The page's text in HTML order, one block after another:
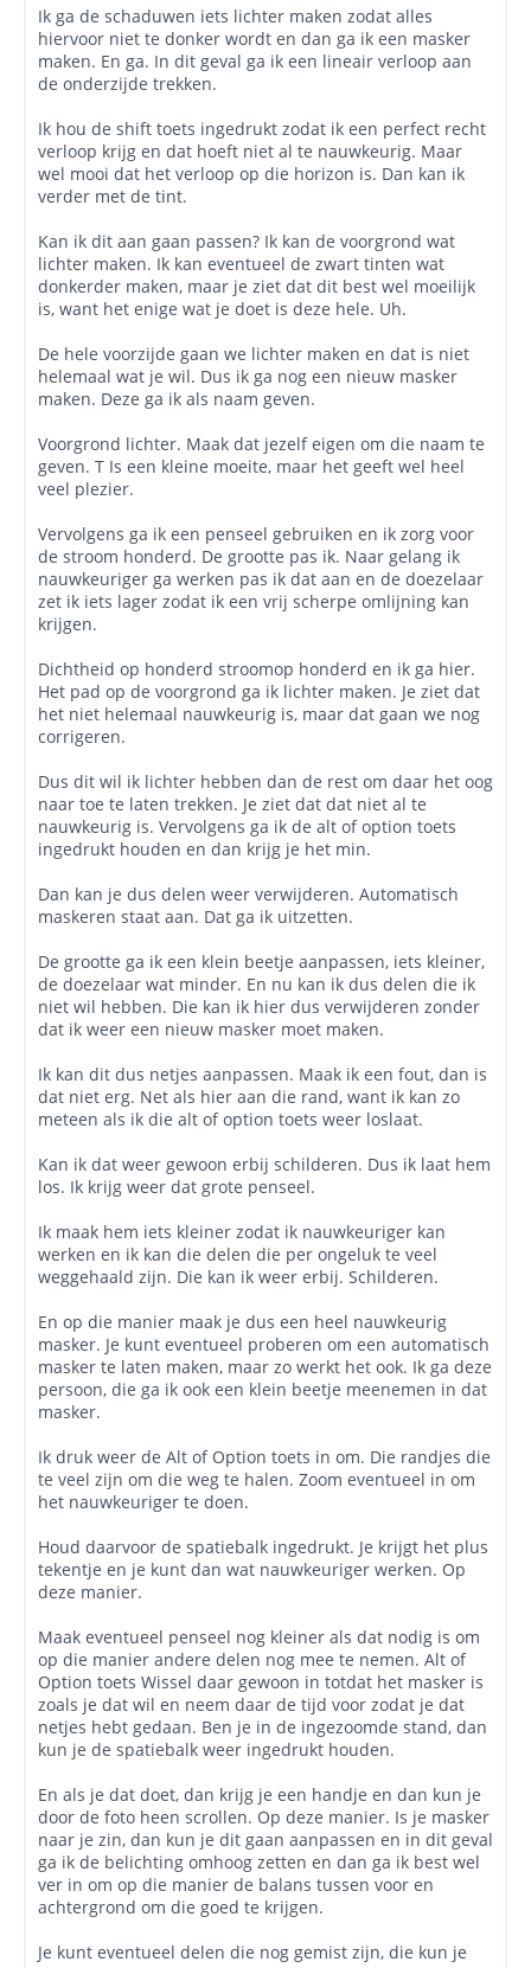
Ik ga de schaduwen iets lichter maken zodat alles
hiervoor niet te donker wordt en dan ga ik een masker
maken. En ga. In dit geval ga ik een lineair verloop aan
de onderzijde trekken.
Ik hou de shift toets ingedrukt zodat ik een perfect recht
verloop krijg en dat hoeft niet al te nauwkeurig. Maar
wel mooi dat het verloop op die horizon is. Dan kan ik
verder met de tint.
Kan ik dit aan gaan passen? Ik kan de voorgrond wat
lichter maken. Ik kan eventueel de zwart tinten wat
donkerder maken, maar je ziet dat dit best wel moeilijk
is, want het enige wat je doet is deze hele. Uh.
De hele voorzijde gaan we lichter maken en dat is niet
helemaal wat je wil. Dus ik ga nog een nieuw masker
maken. Deze ga ik als naam geven.
Voorgrond lichter. Maak dat jezelf eigen om die naam te
geven. T Is een kleine moeite, maar het geeft wel heel
veel plezier.
Vervolgens ga ik een penseel gebruiken en ik zorg voor
de stroom honderd. De grootte pas ik. Naar gelang ik
nauwkeuriger ga werken pas ik dat aan en de doezelaar
zet ik iets lager zodat ik een vrij scherpe omlijning kan
krijgen.
Dichtheid op honderd stroomop honderd en ik ga hier.
Het pad op de voorgrond ga ik lichter maken. Je ziet dat
het niet helemaal nauwkeurig is, maar dat gaan we nog
corrigeren.
Dus dit wil ik lichter hebben dan de rest om daar het oog
naar toe te laten trekken. Je ziet dat dat niet al te
nauwkeurig is. Vervolgens ga ik de alt of option toets
ingedrukt houden en dan krijg je het min.
Dan kan je dus delen weer verwijderen. Automatisch
maskeren staat aan. Dat ga ik uitzetten.
De grootte ga ik een klein beetje aanpassen, iets kleiner,
de doezelaar wat minder. En nu kan ik dus delen die ik
niet wil hebben. Die kan ik hier dus verwijderen zonder
dat ik weer een nieuw masker moet maken.
Ik kan dit dus netjes aanpassen. Maak ik een fout, dan is
dat niet erg. Net als hier aan die rand, want ik kan zo
meteen als ik die alt of option toets weer loslaat.
Kan ik dat weer gewoon erbij schilderen. Dus ik laat hem
los. Ik krijg weer dat grote penseel.
Ik maak hem iets kleiner zodat ik nauwkeuriger kan
werken en ik kan die delen die per ongeluk te veel
weggehaald zijn. Die kan ik weer erbij. Schilderen.
En op die manier maak je dus een heel nauwkeurig
masker. Je kunt eventueel proberen om een automatisch
masker te laten maken, maar zo werkt het ook. Ik ga deze
persoon, die ga ik ook een klein beetje meenemen in dat
masker.
Ik druk weer de Alt of Option toets in om. Die randjes die
te veel zijn om die weg te halen. Zoom eventueel in om
het nauwkeuriger te doen.
Houd daarvoor de spatiebalk ingedrukt. Je krijgt het plus
tekentje en je kunt dan wat nauwkeuriger werken. Op
deze manier.
Maak eventueel penseel nog kleiner als dat nodig is om
op die manier andere delen nog mee te nemen. Alt of
Option toets Wissel daar gewoon in totdat het masker is
zoals je dat wil en neem daar de tijd voor zodat je dat
netjes hebt gedaan. Ben je in de ingezoomde stand, dan
kun je de spatiebalk weer ingedrukt houden.
En als je dat doet, dan krijg je een handje en dan kun je
door de foto heen scrollen. Op deze manier. Is je masker
naar je zin, dan kun je dit gaan aanpassen en in dit geval
ga ik de belichting omhoog zetten en dan ga ik best wel
ver in om op die manier de balans tussen voor en
achtergrond om die goed te krijgen.
Je kunt eventueel delen die nog gemist zijn, die kun je